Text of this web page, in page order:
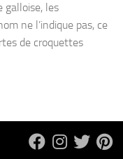
galloise, les
ne l’indique pas, ce
de croquettes